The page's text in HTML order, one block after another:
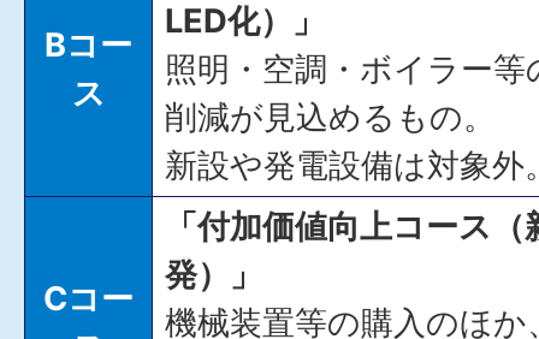
Bコー
ス
LED化）」
照明・空調・ボイラー
削減が見込めるもの。
新設や発電設備は対象外
Cコー
「付加価値向上コース
発）」
機械装置等の購入のほ